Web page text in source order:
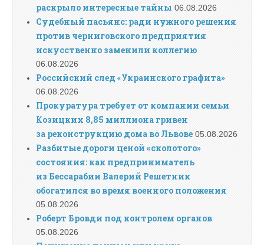
раскрыло интересные тайны 06.08.2026
Судебный пасьянс: ради нужного решения
против черниговского предприятия
искусственно заменили коллегию
06.08.2026
Российский след «Украинского графита»
06.08.2026
Прокуратура требует от компании семьи
Козицких 8,85 миллиона гривен
за реконструкцию дома во Львове 05.08.2026
Разбитые дороги ценой «сколотого»
состояния: как предприниматель
из Бессарабии Валерий Решетник
обогатился во время военного положения
05.08.2026
Роберт Бровди под контролем органов
05.08.2026